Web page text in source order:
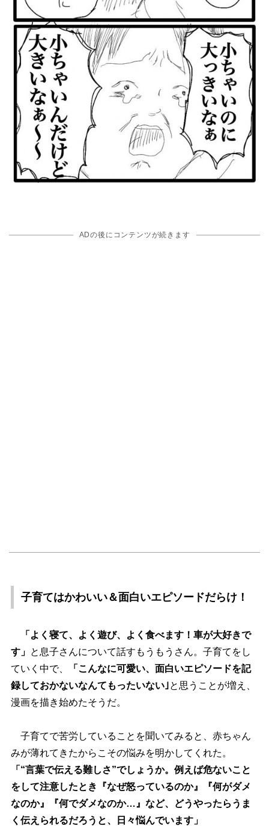
ADの後にコンテンツが続きます
子育てはかわいい＆面白いエピソードだらけ！
「よく寝て、よく遊び、よく食べます！車が大好きで
す」 と息子さんについて話すもうもうさん。子育てをし
ていく中で、
「こんなに可愛い、面白いエピソードを記
録しておかないなんてもったいない｣と思うことが増え、
漫画を描き始めたそうだ。
子育てで苦労していることを聞いてみると、赤ちゃん
みが薄れてきたからこその悩みを明かしてくれた。
「“言葉で伝える難しさ”でしょうか。例えば危ないこと
をして注意したとき『なぜ怒っているのか』『何がダメ
なのか』『何でダメなのか…』など、どうやったらうま
く伝えられるだろうと、日々悩んでいます」